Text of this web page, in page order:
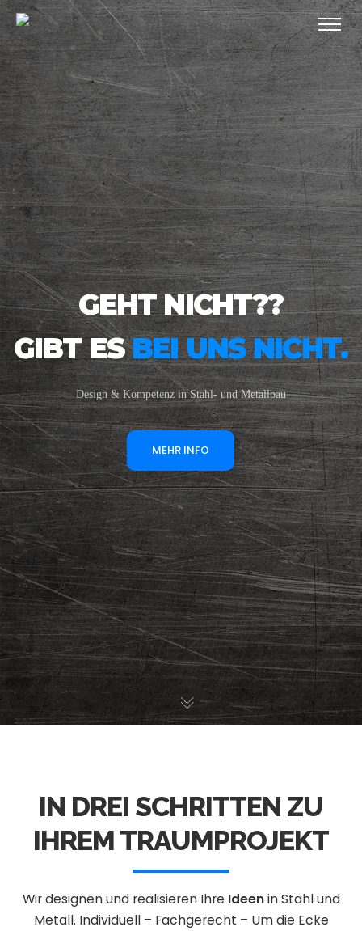
GEHT NICHT??
GIBT ESBEI UNS NICHT.
Design & Kompetenz in Stahl- und Metallbau
MEHR INFO
IN DREI SCHRITTEN ZU
IHREM TRAUMPROJEKT
Wir designen und realisieren Ihre Ideenin Stahl und
Metall. Individuell – Fachgerecht – Um die Ecke